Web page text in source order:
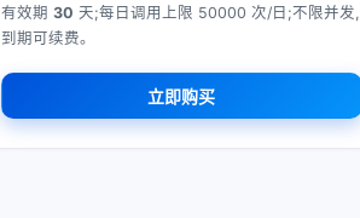
有效期 30 天;每日调用上限 50000 次/日;不限并发,
到期可续费。
立即购买